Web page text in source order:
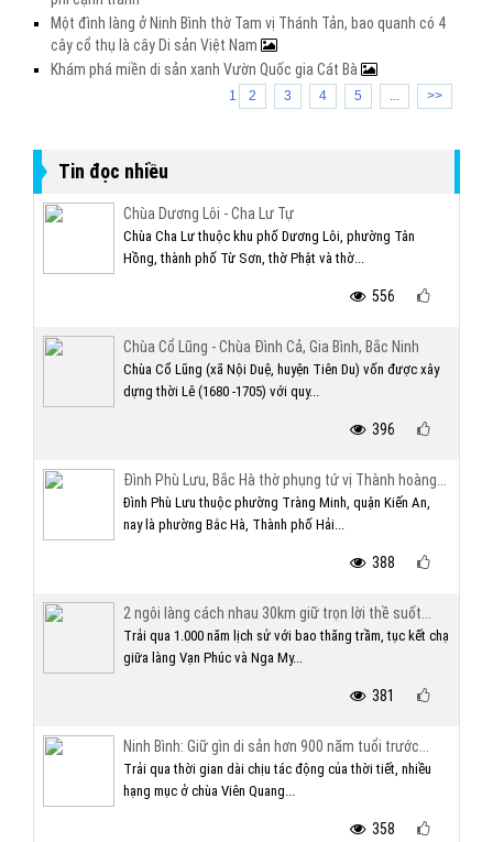
Một đình làng ở Ninh Bình thờ Tam vị Thánh Tản, bao quanh có 4
cây cổ thụ là cây Di sản Việt Nam
Khám phá miền di sản xanh Vườn Quốc gia Cát Bà
1 2 3 4 5 ... >>
Tin đọc nhiều
Chùa Dương Lôi - Cha Lư Tự
Chùa Cha Lư thuộc khu phố Dương Lôi, phường Tân
Hồng, thành phố Từ Sơn, thờ Phật và thờ...
556
Chùa Cổ Lũng - Chùa Đình Cả, Gia Bình, Bắc Ninh
Chùa Cổ Lũng (xã Nội Duệ, huyện Tiên Du) vốn được xây
dựng thời Lê (1680 -1705) với quy...
396
Đình Phù Lưu, Bắc Hà thờ phụng tứ vị Thành hoàng...
Đình Phù Lưu thuộc phường Tràng Minh, quận Kiến An,
nay là phường Bắc Hà, Thành phố Hải...
388
2 ngôi làng cách nhau 30km giữ trọn lời thề suốt...
Trải qua 1.000 năm lịch sử với bao thăng trầm, tục kết chạ
giữa làng Vạn Phúc và Nga My...
381
Ninh Bình: Giữ gìn di sản hơn 900 năm tuổi trước...
Trải qua thời gian dài chịu tác động của thời tiết, nhiều
hạng mục ở chùa Viên Quang...
358